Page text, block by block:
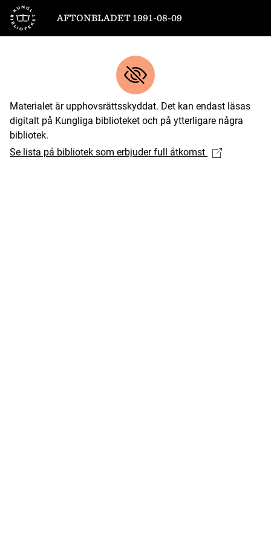
Till startsidan
AFTONBLADET 1991-08-09
Materialet är upphovsrättsskyddat. Det kan endast läsas
digitalt på Kungliga biblioteket och på ytterligare några
bibliotek.
Se lista på bibliotek som erbjuder full åtkomst